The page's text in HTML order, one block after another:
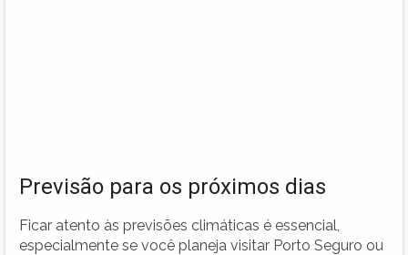
Previsão para os próximos dias
Ficar atento às previsões climáticas é essencial,
especialmente se você planeja visitar Porto Seguro ou